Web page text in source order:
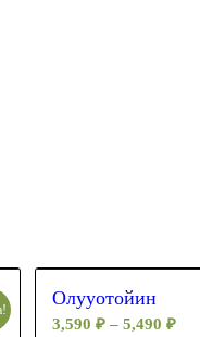
Олууотойин
3,590₽ –5,490₽